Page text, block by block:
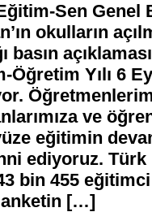
Sen Genel
okulların
basın
Öğretim Yılı 6
ve
eğitimin
ediyoruz.
bin 455
anketin […]